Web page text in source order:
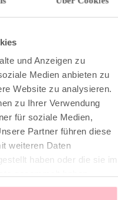
und Anzeigen zu
Medien anbieten zu
Website zu analysieren.
zu Ihrer Verwendung
für soziale Medien,
Partner führen diese
weiteren Daten
haben oder die sie im